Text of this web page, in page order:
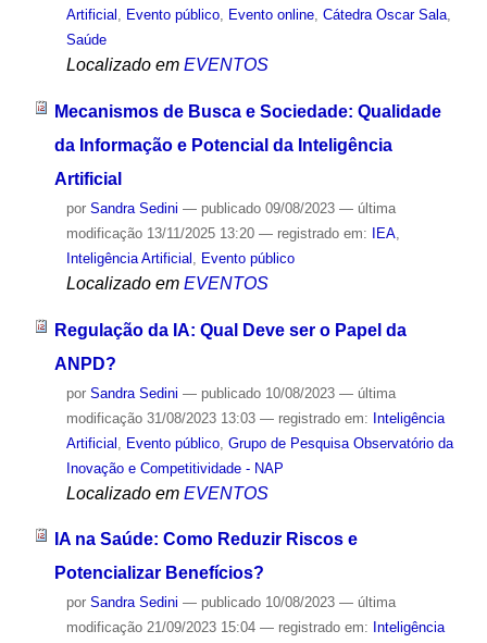
Artificial , Evento público, Evento online, Cátedra Oscar Sala,
Saúde
Localizado em EVENTOS
Mecanismos de Busca e Sociedade: Qualidade
da Informação e Potencial da Inteligência
Artificial
por Sandra Sedini — publicado09/08/2023 — última
modificação13/11/2025 13:20 — registrado em: IEA,
Inteligência Artificial , Evento público
Localizado em EVENTOS
Regulação da IA: Qual Deve ser o Papel da
ANPD?
por Sandra Sedini — publicado10/08/2023 — última
modificação31/08/2023 13:03 — registrado em: Inteligência
Artificial
Evento público, Grupo de Pesquisa Observatório da
Inovação e Competitividade - NAP
Localizado em EVENTOS
IA na Saúde: Como Reduzir Riscos e
Potencializar Benefícios?
por Sandra Sedini — publicado10/08/2023 — última
modificação21/09/2023 15:04 — registrado em: Inteligência